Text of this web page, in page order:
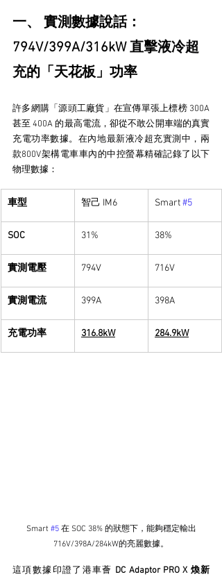
一、 實測數據說話：
794V/399A/316kW 直擊液冷超
充的「天花板」功率
許多網購「源頭工廠貨」在宣傳單張上標榜 300A
甚至 400A 的最高電流，卻從不敢公開車端的真實
充電功率數據。 在內地最新液冷超充實測中 ，兩
款800V架構電車車內的中控螢幕精確記錄了以下
物理數據：
車型 智己 IM6 Smart #5
SOC 31% 38%
實測電壓 794V 716V
實測電流 399A 398A
充電功率 316.8kW 284.9kW
Smart #5 在 SOC 38% 的狀態下，能夠穩定輸出
716V/398A/284kW的亮麗數據。
這項數據印證了港車薈 DC Adaptor PRO X 煥新